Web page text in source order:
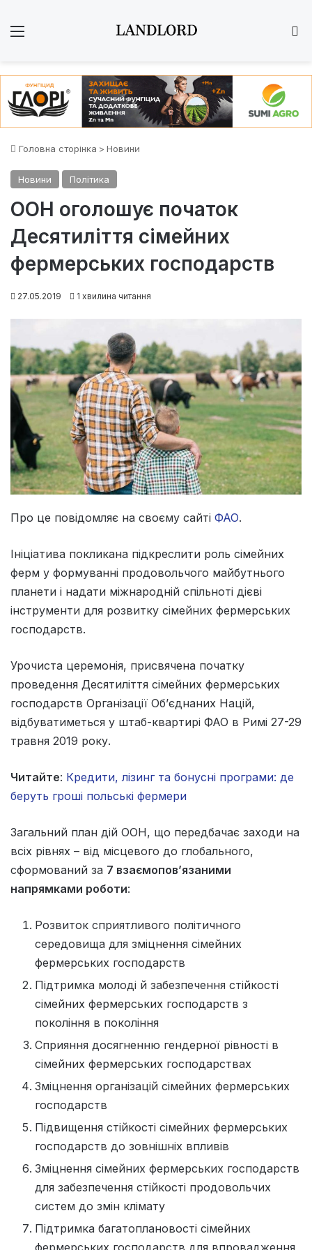
Головна сторінка > Новини
Новини Політика
ООН оголошує початок
Десятиліття сімейних
фермерських господарств
27.05.2019 1 хвилина читання
Про це повідомляє на своєму сайті ФАО.
Ініціатива покликана підкреслити роль сімейних
ферм у формуванні продовольчого майбутнього
планети і надати міжнародній спільноті дієві
інструменти для розвитку сімейних фермерських
господарств.
Урочиста церемонія, присвячена початку
проведення Десятиліття сімейних фермерських
господарств Організації Об’єднаних Націй,
відбуватиметься у штаб-квартирі ФАО в Римі 27-29
травня 2019 року.
Читайте: Кредити, лізинг та бонусні програми: де
беруть гроші польські фермери
Загальний план дій ООН, що передбачає заходи на
всіх рівнях – від місцевого до глобального,
сформований за 7 взаємопов’язаними
напрямками роботи:
Розвиток сприятливого політичного
середовища для зміцнення сімейних
фермерських господарств
Підтримка молоді й забезпечення стійкості
сімейних фермерських господарств з
покоління в покоління
Сприяння досягненню гендерної рівності в
сімейних фермерських господарствах
Зміцнення організацій сімейних фермерських
господарств
Підвищення стійкості сімейних фермерських
господарств до зовнішніх впливів
Зміцнення сімейних фермерських господарств
для забезпечення стійкості продовольчих
систем до змін клімату
Підтримка багатоплановості сімейних
фермерських господарств для впровадження